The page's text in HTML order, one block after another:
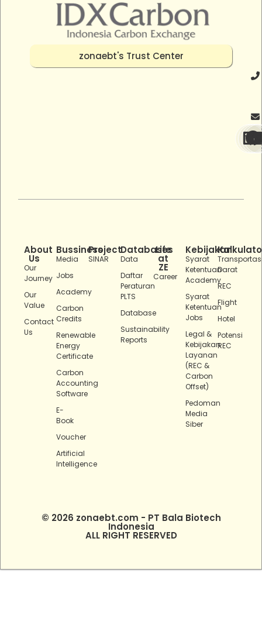
zonaebt's Trust Center
About
Us
Our
Journey
Our
Value
Contact
Us
Bussiness
Media
Jobs
Academy
Carbon
Credits
Renewable
Energy
Certificate
Carbon
Accounting
Software
E-
Book
Voucher
Artificial
Intelligence
Project
SINAR
Databases
Data
Daftar
Peraturan
PLTS
Database
Sustainability
Reports
Life
at
ZE
Career
Kebijakan
Syarat
Ketentuan
Academy
Syarat
Ketentuan
Jobs
Legal &
Kebijakan
Layanan
(REC &
Carbon
Offset)
Pedoman
Media
Siber
Darat
REC
Flight
Hotel
Potensi
REC
© 2026 zonaebt.com - PT Bala Biotech
Indonesia
ALL RIGHT RESERVED